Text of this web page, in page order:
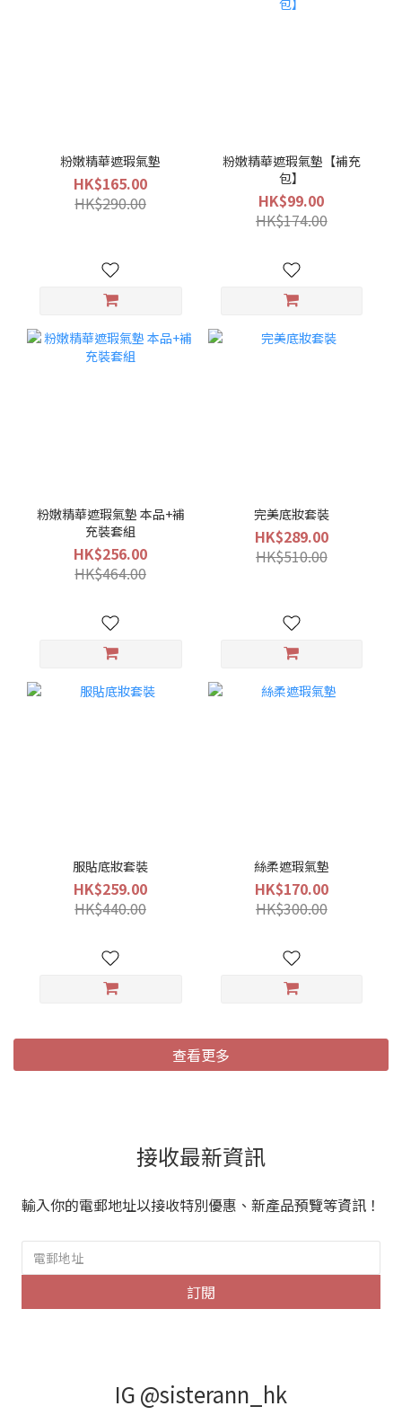
粉嫩精華遮瑕氣墊
HK$165.00
HK$290.00
粉嫩精華遮瑕氣墊【補充
包】
HK$99.00
HK$174.00
粉嫩精華遮瑕氣墊 本品+補
充裝套組
HK$256.00
HK$464.00
完美底妝套裝
HK$289.00
HK$510.00
服貼底妝套裝
HK$259.00
HK$440.00
絲柔遮瑕氣墊
HK$170.00
HK$300.00
查看更多
接收最新資訊
輸入你的電郵地址以接收特別優惠、新產品預覽等資訊！
訂閱
IG @sisterann_hk